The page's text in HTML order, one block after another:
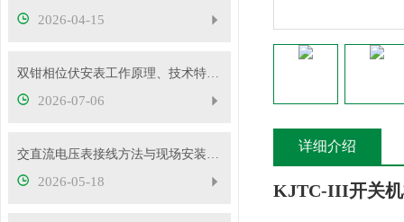
2026-04-15
双钳相位伏安表工作原理、技术特性与电力现场应用解析
2026-07-06
交直流电压表接线方法与现场安装实操教程
2026-05-18
详细介绍
KJTC-III开关